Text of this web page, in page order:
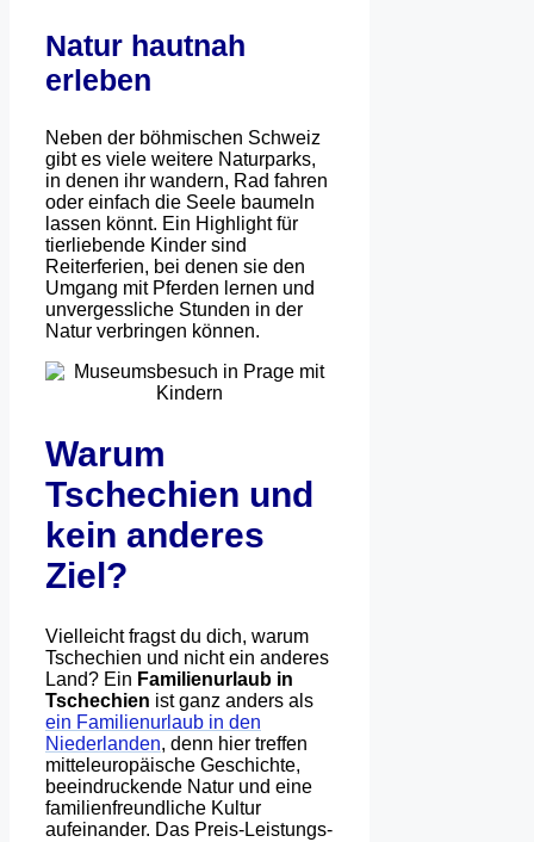
Natur hautnah
erleben
Neben der böhmischen Schweiz
gibt es viele weitere Naturparks,
in denen ihr wandern, Rad fahren
oder einfach die Seele baumeln
lassen könnt. Ein Highlight für
tierliebende Kinder sind
Reiterferien, bei denen sie den
Umgang mit Pferden lernen und
unvergessliche Stunden in der
Natur verbringen können.
Warum
Tschechien und
kein anderes
Ziel?
Vielleicht fragst du dich, warum
Tschechien und nicht ein anderes
Land? Ein Familienurlaub in
Tschechien ist ganz anders als
ein Familienurlaub in den
Niederlanden, denn hier treffen
mitteleuropäische Geschichte,
beeindruckende Natur und eine
familienfreundliche Kultur
aufeinander. Das Preis-Leistungs-